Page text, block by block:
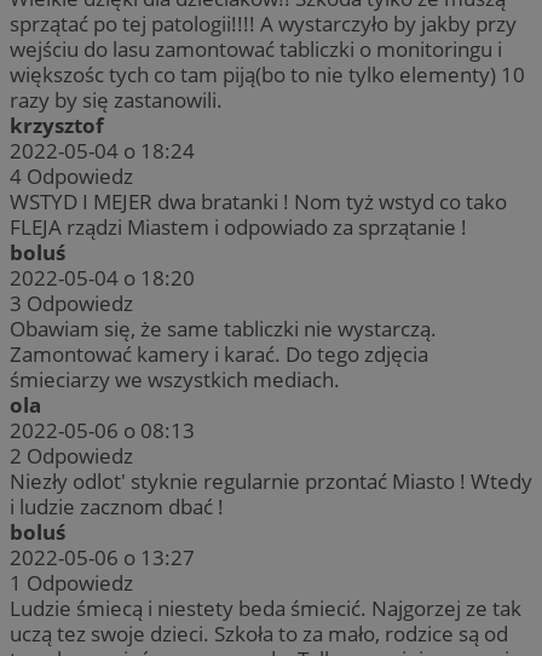
sprzątać po tej patologii!!!! A wystarczyło by jakby przy
wejściu do lasu zamontować tabliczki o monitoringu i
większośc tych co tam piją(bo to nie tylko elementy) 10
razy by się zastanowili.
krzysztof
2022-05-04 o 18:24
4 Odpowiedz
WSTYD I MEJER dwa bratanki ! Nom tyż wstyd co tako
FLEJA rządzi Miastem i odpowiado za sprzątanie !
boluś
2022-05-04 o 18:20
3 Odpowiedz
Obawiam się, że same tabliczki nie wystarczą.
Zamontować kamery i karać. Do tego zdjęcia
śmieciarzy we wszystkich mediach.
ola
2022-05-06 o 08:13
2 Odpowiedz
Niezły odlot' styknie regularnie przontać Miasto ! Wtedy
i ludzie zacznom dbać !
boluś
2022-05-06 o 13:27
1 Odpowiedz
Ludzie śmiecą i niestety beda śmiecić. Najgorzej ze tak
uczą tez swoje dzieci. Szkoła to za mało, rodzice są od